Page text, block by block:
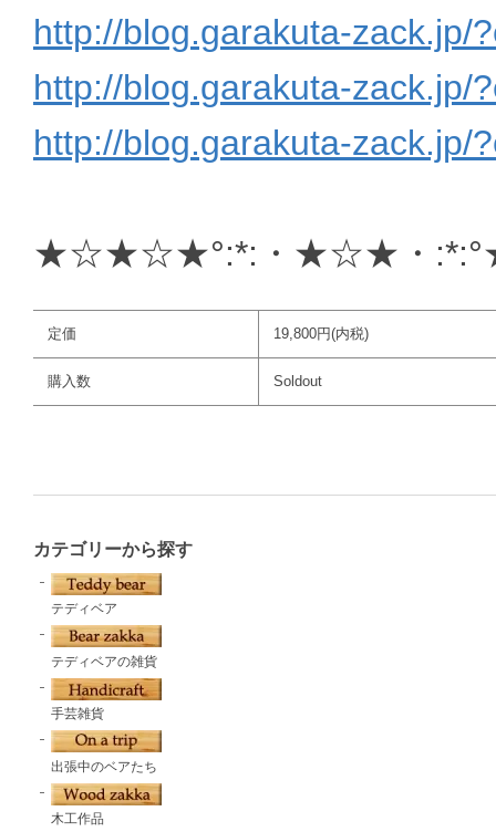
http://blog.garakuta-zack.jp/
http://blog.garakuta-zack.jp/
http://blog.garakuta-zack.jp/
★☆★☆★°:*:・★☆★・
定価 19,800円(内税)
購入数 Soldout
カテゴリーから探す
テディベア
テディベアの雑貨
手芸雑貨
出張中のベアたち
木工作品